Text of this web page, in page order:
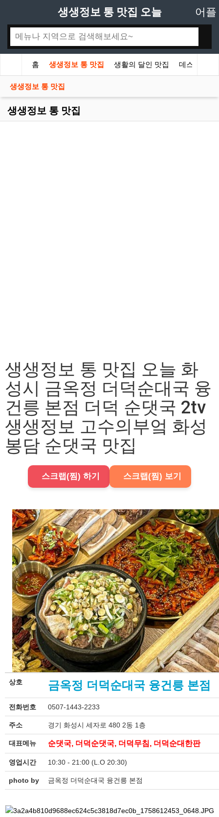
생생정보 통 맛집 오늘 어플
홈 생생정보 통 맛집 생활의 달인 맛집 데스크
생생정보 통 맛집
생생정보 통 맛집
생생정보 통 맛집 오늘 화
성시 금옥정 더덕순대국 융
건릉 본점 더덕 순댓국 2tv
생생정보 고수의부엌 화성
봉담 순댓국 맛집
스크랩(찜) 하기 스크랩(찜) 보기
상호 금옥정 더덕순대국 융건릉 본점
전화번호 0507-1443-2233
주소 경기 화성시 세자로 480 2동 1층
대표메뉴 순댓국, 더덕순댓국, 더덕무침, 더덕순대한판
영업시간 10:30 - 21:00 (L.O 20:30)
photo by 금옥정 더덕순대국 융건릉 본점